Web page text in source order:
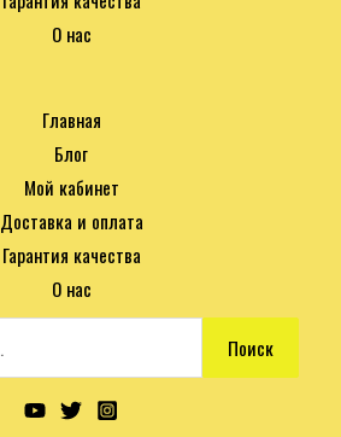
О нас
Главная
Блог
Мой кабинет
Доставка и оплата
Гарантия качества
О нас
Поиск